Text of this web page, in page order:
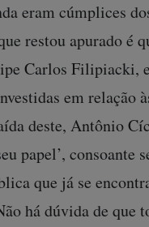
eram cúmplices
restou apurado é
Carlos Filipiacki,
em relação
deste, Antônio
papel’, consoante
que já se
há dúvida de que